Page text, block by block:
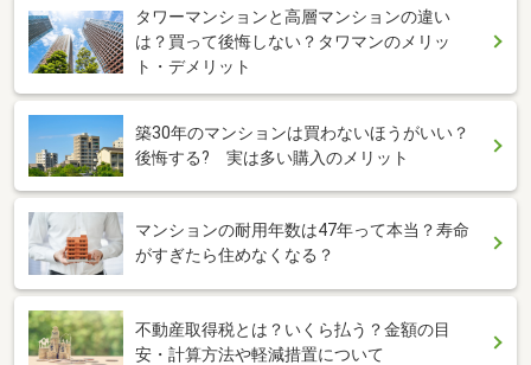
タワーマンションと高層マンションの違い
は？買って後悔しない？タワマンのメリッ
ト・デメリット
築30年のマンションは買わないほうがいい？
後悔する? 実は多い購入のメリット
マンションの耐用年数は47年って本当？寿命
がすぎたら住めなくなる？
不動産取得税とは？いくら払う？金額の目
安・計算方法や軽減措置について